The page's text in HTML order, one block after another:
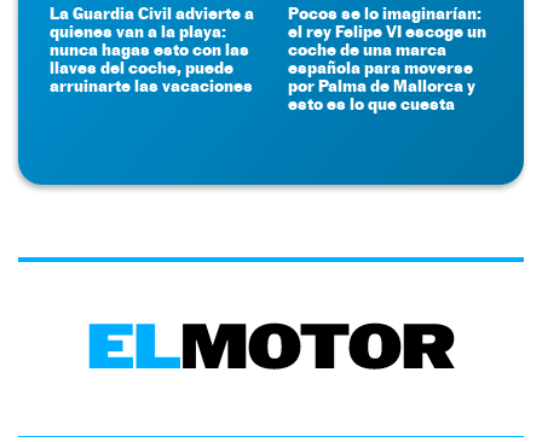
La Guardia Civil advierte a
quienes van a la playa:
nunca hagas esto con las
llaves del coche, puede
arruinarte las vacaciones
Pocos se lo imaginarían:
el rey Felipe VI escoge un
coche de una marca
española para moverse
por Palma de Mallorca y
esto es lo que cuesta